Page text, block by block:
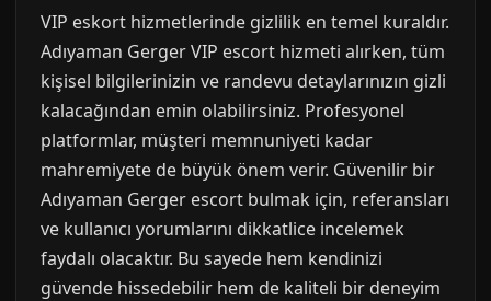
VIP eskort hizmetlerinde gizlilik en temel kuraldır.
Adıyaman Gerger VIP escort hizmeti alırken, tüm
kişisel bilgilerinizin ve randevu detaylarınızın gizli
kalacağından emin olabilirsiniz. Profesyonel
platformlar, müşteri memnuniyeti kadar
mahremiyete de büyük önem verir. Güvenilir bir
Adıyaman Gerger escort bulmak için, referansları
ve kullanıcı yorumlarını dikkatlice incelemek
faydalı olacaktır. Bu sayede hem kendinizi
güvende hissedebilir hem de kaliteli bir deneyim